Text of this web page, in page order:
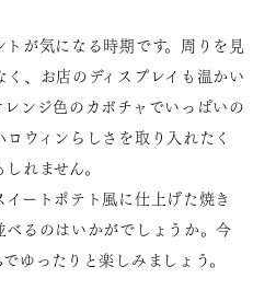
が気になる時期です。周りを見
、お店のディスプレイも温かい
ンジ色のカボチャでいっぱいの
ウィンらしさを取り入れたく
れません。
ートポテト風に仕上げた焼き
るのはいかがでしょうか。今
ゆったりと楽しみましょう。